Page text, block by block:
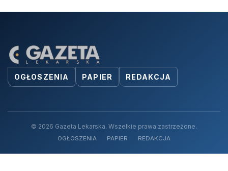
OGŁOSZENIA PAPIER REDAKCJA
© 2026 Gazeta Lekarska. Wszelkie prawa zastrzeżone.
OGŁOSZENIA PAPIER REDAKCJA